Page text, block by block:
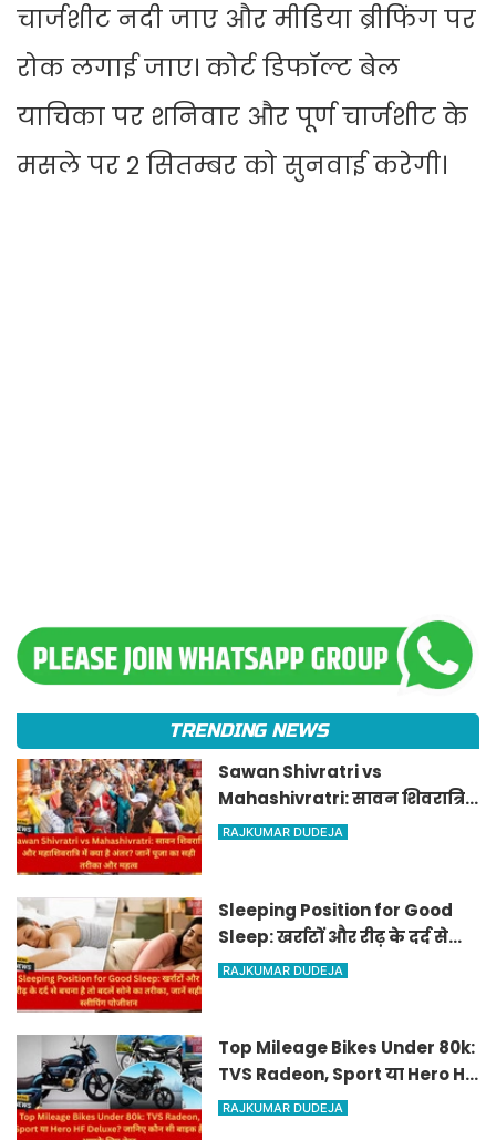
चार्जशीट नदी जाए और मीडिया ब्रीफिंग पर
रोक लगाई जाए। कोर्ट डिफॉल्ट बेल
याचिका पर शनिवार और पूर्ण चार्जशीट के
मसले पर 2 सितम्बर को सुनवाई करेगी।
TRENDING NEWS
Sawan Shivratri vs
Mahashivratri: सावन शिवरात्रि
और महाशिवरात्रि में क्या है अंतर?
RAJKUMAR DUDEJA
Sleeping Position for Good
Sleep: खर्राटों और रीढ़ के दर्द से
बचना है तो बदलें सोने का तरीका,
RAJKUMAR DUDEJA
Top Mileage Bikes Under 80k:
TVS Radeon, Sport या Hero HF
Deluxe? जानिए कौन सी बाइक है
RAJKUMAR DUDEJA